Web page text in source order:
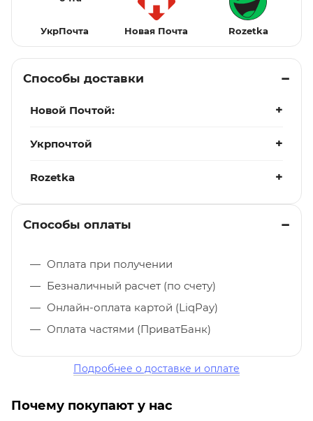
УкрПочта Новая Почта Rozetka
Способы доставки
Новой Почтой:
Укрпочтой
Rozetka
Способы оплаты
Оплата при получении
Безналичный расчет (по счету)
Онлайн-оплата картой (LiqPay)
Оплата частями (ПриватБанк)
Подробнее о доставке и оплате
Почему покупают у нас